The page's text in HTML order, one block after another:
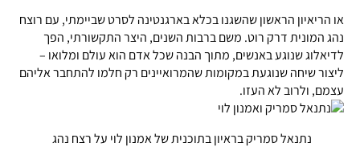
או הריאיון הראשון שהשגנו בכלא בארגנטינה לסרט שביימתי, עם רוצח
נהג המונית דרק רוט. משם ברבות השנים, היצר התקשורתי, הפך
לדיאלוג שנוגע באנשים, מתוך הבנה שכל אדם הוא עולם ומלואו –
ליצור שיחה שנוגעת במקומות שהמרואיינים רק חלמו להתחבר אליהם
עצמם, ולרוב לא העזו.
נתנאל סמריק בראיון בתוכנית של אמנון לוי על רצח נהג